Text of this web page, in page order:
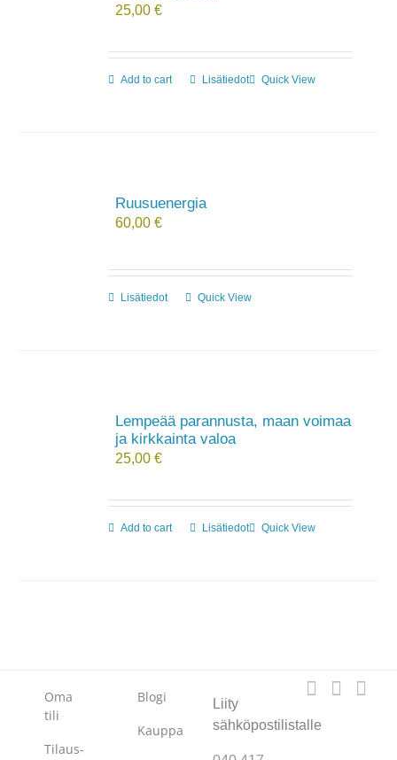
25,00 €
Add to cart Lisätiedot Quick View
Ruusuenergia
60,00 €
Lisätiedot Quick View
Lempeää parannusta, maan voimaa
ja kirkkainta valoa
25,00 €
Add to cart Lisätiedot Quick View
Oma
tili
Tilaus-
Blogi
Kauppa
Liity
sähköpostilistalle